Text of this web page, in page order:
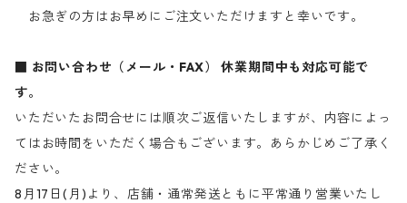
お急ぎの方はお早めにご注文いただけますと幸いです。
■ お問い合わせ（メール・FAX）
休業期間中も対応可能で
す。
いただいたお問合せには順次ご返信いたしますが、内容によっ
てはお時間をいただく場合もございます。あらかじめご了承く
ださい。
8月17日(月)より、店舗・通常発送ともに平常通り営業いたし